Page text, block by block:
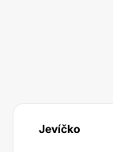
Jevíčko